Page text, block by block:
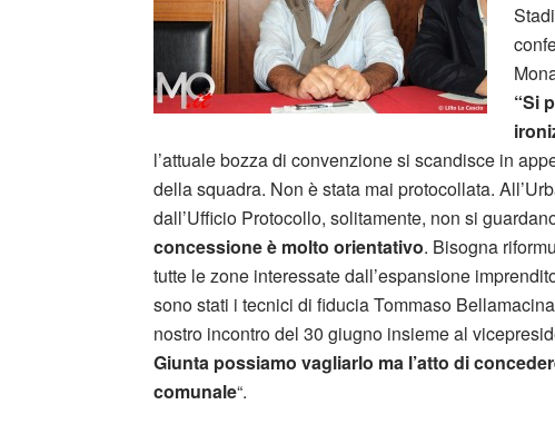
“Si
l’attuale bozza di convenzione si scandisce in
della squadra. Non è stata mai protocollata.
dall’Ufficio Protocollo, solitamente, non si
concessione è molto orientativo. Bisogna
tutte le zone interessate dall’espansione
sono stati i tecnici di fiducia Tommaso
nostro incontro del 30 giugno insieme al
Giunta possiamo vagliarlo ma l’atto di
comunale“.